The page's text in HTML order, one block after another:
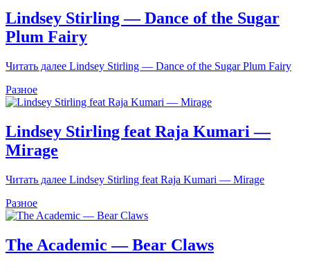
Lindsey Stirling — Dance of the Sugar
Plum Fairy
Читать далее Lindsey Stirling — Dance of the Sugar Plum Fairy
Разное
Lindsey Stirling feat Raja Kumari —
Mirage
Читать далее Lindsey Stirling feat Raja Kumari — Mirage
Разное
The Academic — Bear Claws